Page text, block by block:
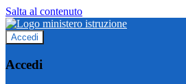
Salta al contenuto
Accedi
Accedi